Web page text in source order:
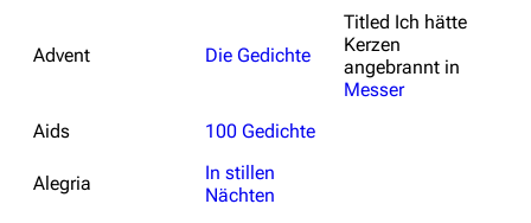
Advent Die Gedichte
Titled Ich hätte
Kerzen
angebrannt in
Messer
Aids
100 Gedichte
Alegria
In stillen
Nächten